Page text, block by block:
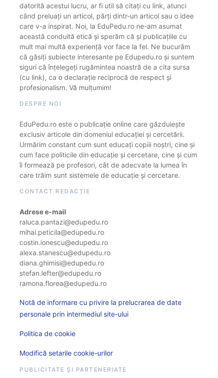
datorită acestui lucru, ar fi util să citați cu link, atunci
când preluați un articol, părți dintr-un articol sau o idee
care v-a inspirat. Noi, la EduPedu.ro ne-am asumat
această conduită etică și sperăm că și publicațiile cu
mult mai multă experiență vor face la fel. Ne bucurăm
că găsiți subiecte interesante pe Edupedu.ro și suntem
siguri că înțelegeți rugămintea noastră de a cita sursa
(cu link), ca o declarație reciprocă de respect și
profesionalism. Vă mulțumim!
DESPRE NOI
EduPedu.ro este o publicație online care găzduiește
exclusiv articole din domeniul educației și cercetării.
Urmărim constant cum sunt educați copiii noștri, cine și
cum face politicile din educație și cercetare, cine și cum
îi formează pe profesori, cât de adecvate la lumea în
care trăim sunt sistemele de educație și cercetare.
CONTACT REDACȚIE
Adrese e-mail
raluca.pantazi@edupedu.ro
mihai.peticila@edupedu.ro
costin.ionescu@edupedu.ro
alexa.stanescu@edupedu.ro
diana.ghimisi@edupedu.ro
stefan.lefter@edupedu.ro
ramona.florea@edupedu.ro
Notă de informare cu privire la prelucrarea de date
personale prin intermediul site-ului
Politica de cookie
Modifică setarile cookie-urilor
PUBLICITATE ȘI PARTENERIATE